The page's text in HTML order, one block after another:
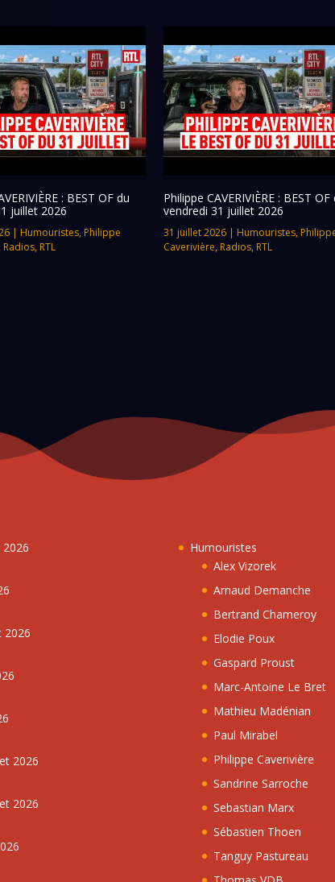
: BEST OF du
juillet 2026
| Humouristes, Philippe
Radios, RTL
Philippe CAVERIVIÈRE : BEST OF
vendredi 31 juillet 2026
31 juillet 2026| Humouristes,
Caverivière, Radios, RTL
2026
2026
2026
2026
Humouristes
Alex Vizorek
Arnaud Demanche
Bertrand Chameroy
Elodie Poux
Gaspard Proust
Marc-Antoine Le Bret
Mathieu Madénian
Paul Mirabel
Philippe Caverivière
Sandrine Sarroche
Sebastian Marx
Sébastien Thoen
Tanguy Pastureau